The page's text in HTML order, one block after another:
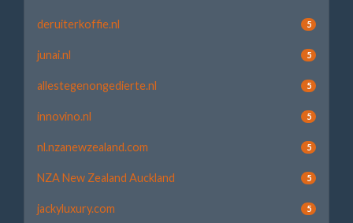
deruiterkoffie.nl 5
junai.nl 5
allestegenongedierte.nl 5
innovino.nl 5
nl.nzanewzealand.com 5
NZA New Zealand Auckland 5
jackyluxury.com 5